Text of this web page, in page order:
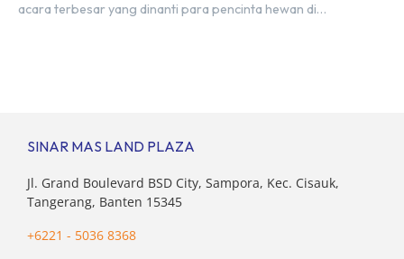
acara terbesar yang dinanti para pencinta hewan di
SINAR MAS LAND PLAZA
Jl. Grand Boulevard BSD City, Sampora, Kec. Cisauk,
Tangerang, Banten 15345
+6221 - 5036 8368